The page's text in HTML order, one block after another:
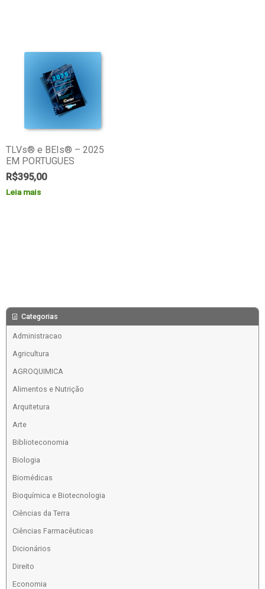
TLVs® e BEIs® – 2025
EM PORTUGUES
R$395,00
Leia mais
Categorias
Administracao
Agricultura
AGROQUIMICA
Alimentos e Nutrição
Arquitetura
Arte
Biblioteconomia
Biologia
Biomédicas
Bioquímica e Biotecnologia
Ciências da Terra
Ciências Farmacêuticas
Dicionários
Direito
Economia